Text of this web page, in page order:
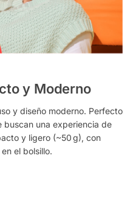
y Moderno
y diseño moderno. Perfecto
buscan una experiencia de
y ligero (~50 g), con
el bolsillo.